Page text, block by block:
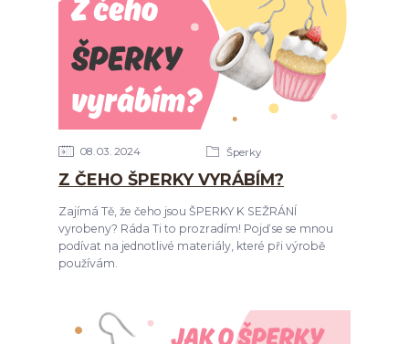
08 03 2024 Šperky
Z ČEHO ŠPERKY VYRÁBÍM?
Zajímá Tě, že čeho jsou ŠPERKY K SEŽRÁNÍ
vyrobeny? Ráda Ti to prozradím! Pojď se se mnou
podívat na jednotlivé materiály, které při výrobě
používám.